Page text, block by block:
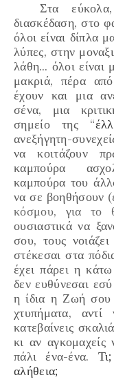
Στα
διασκέδαση, στο
όλοι είναι δίπλα
λύπες, στην
λάθη… όλοι είναι
μακριά, πέρα
έχουν και μια
σένα, μια
σημείο της “
ανεξήγητη-
να κοιτάζουν
καμπούρα
καμπούρα του
να σε βοηθήσουν
κόσμου, για το
ουσιαστικά να
σου, τους
στέκεσαι στα
έχει πάρει η
δεν ευθύνεσαι
η ίδια η Ζωή σου
χτυπήματα,
κατεβαίνεις
κι αν αγκομαχείς
πάλι ένα-ένα.
αλήθεια;